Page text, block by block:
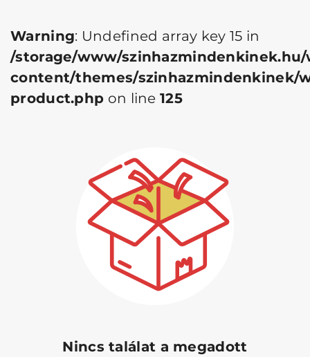
Warning: Undefined array key 15 in
/storage/www/
content/themes/szinhazmindenkinek/
product.php on line125
Nincs találat a megadott